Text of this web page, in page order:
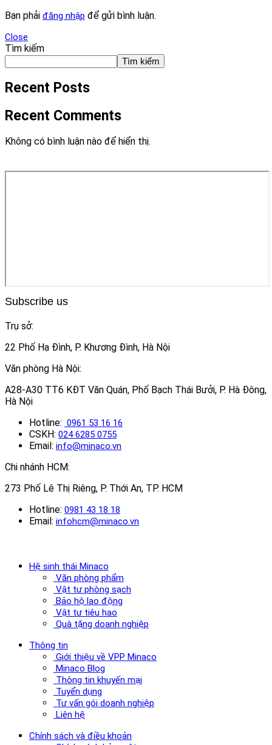
Bạn phải đăng nhập để gửi bình luận.
Close
Tìm kiếm
Tìm kiếm
Recent Posts
Recent Comments
Không có bình luận nào để hiển thị.
Subscribe us
Trụ sở:
22 Phố Hạ Đình, P. Khương Đình, Hà Nội
Văn phòng Hà Nội:
A28-A30 TT6 KĐT Văn Quán, Phố Bạch Thái Bưởi, P. Hà Đông,
Hà Nội
Hotline: 0961 53 16 16
CSKH: 024 6285 0755
Email: info@minaco.vn
Chi nhánh HCM:
273 Phố Lê Thị Riêng, P. Thới An, TP. HCM
Hotline: 0981 43 18 18
Email: infohcm@minaco.vn
Hệ sinh thái Minaco
Văn phòng phẩm
Vật tư phòng sạch
Bảo hộ lao động
Vật tư tiêu hao
Quà tặng doanh nghiệp
Thông tin
Giới thiệu về VPP Minaco
Minaco Blog
Thông tin khuyến mại
Tuyển dụng
Tư vấn gói doanh nghiệp
Liên hệ
Chính sách và điều khoản